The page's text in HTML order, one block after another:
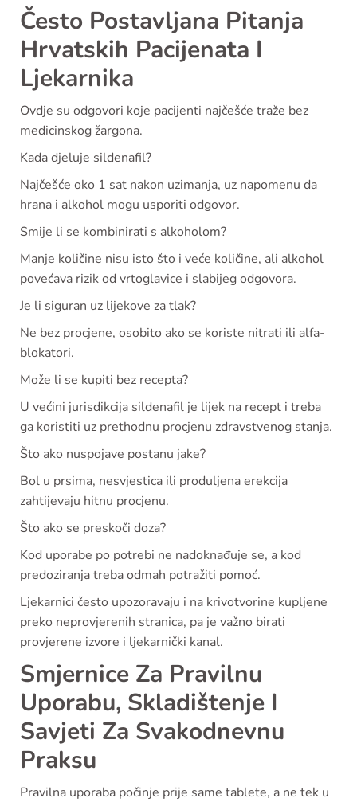
Često Postavljana Pitanja
Hrvatskih Pacijenata I
Ljekarnika
Ovdje su odgovori koje pacijenti najčešće traže bez
medicinskog žargona.
Kada djeluje sildenafil?
Najčešće oko 1 sat nakon uzimanja, uz napomenu da
hrana i alkohol mogu usporiti odgovor.
Smije li se kombinirati s alkoholom?
Manje količine nisu isto što i veće količine, ali alkohol
povećava rizik od vrtoglavice i slabijeg odgovora.
Je li siguran uz lijekove za tlak?
Ne bez procjene, osobito ako se koriste nitrati ili alfa-
blokatori.
Može li se kupiti bez recepta?
U većini jurisdikcija sildenafil je lijek na recept i treba
ga koristiti uz prethodnu procjenu zdravstvenog stanja.
Što ako nuspojave postanu jake?
Bol u prsima, nesvjestica ili produljena erekcija
zahtijevaju hitnu procjenu.
Što ako se preskoči doza?
Kod uporabe po potrebi ne nadoknađuje se, a kod
predoziranja treba odmah potražiti pomoć.
Ljekarnici često upozoravaju i na krivotvorine kupljene
preko neprovjerenih stranica, pa je važno birati
provjerene izvore i ljekarnički kanal.
Smjernice Za Pravilnu
Uporabu, Skladištenje I
Savjeti Za Svakodnevnu
Praksu
Pravilna uporaba počinje prije same tablete, a ne tek u